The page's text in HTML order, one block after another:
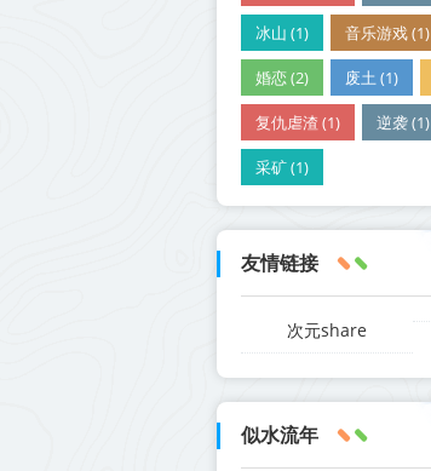
冰山 (1) 音乐游戏 (1)
婚恋 (2) 废土 (1)
复仇虐渣 (1) 逆袭 (1)
采矿 (1)
友情链接
次元share
似水流年